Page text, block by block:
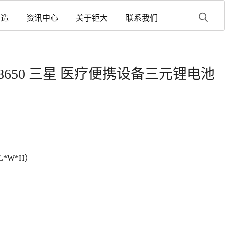
资讯中心 关于钜大 联系我们
三星 医疗便携设备三元锂电池
）